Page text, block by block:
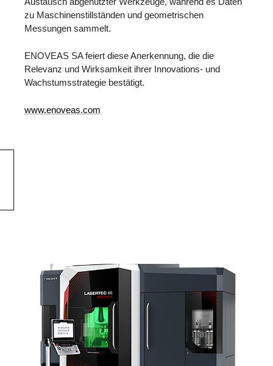
zu Maschinenstillständen und geometrischen
Messungen sammelt.
ENOVEAS SA feiert diese Anerkennung, die die
Relevanz und Wirksamkeit ihrer Innovations- und
Wachstumsstrategie bestätigt.
www.enoveas.com